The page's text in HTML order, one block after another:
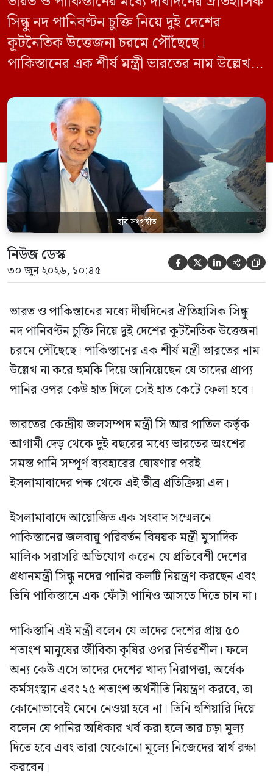
সিন্ধু নদ পানিবণ্টন চুক্তি নিয়ে দুই দেশের
কূটনৈতিক উত্তেজনা চরমে পৌঁছেছে।
পাকিস্তানের এক শীর্ষ মন্ত্রী ভারতের নাম উল্লেখ না
পানির ওপর কেউ হাত দিলে সেই হাত কেটে
ফেলা হবে। ভারতের কেন্দ্রীয় জলসম্পদ মন্ত্রী সি
আর পাতিল কর্তৃক আগামী দেড় থেকে দুই বছরের
[…]
ছবি সংগৃহীত
নিউজ ডেস্ক
৩০ জুন ২০২৬, ১০:৪৫     
ভারত ও পাকিস্তানের মধ্যে দীর্ঘদিনের ঐতিহাসিক সিন্ধু
নদ পানিবণ্টন চুক্তি নিয়ে দুই দেশের কূটনৈতিক উত্তেজনা
চরমে পৌঁছেছে। পাকিস্তানের এক শীর্ষ মন্ত্রী ভারতের নাম
উল্লেখ না করে হুমকি দিয়ে জানিয়েছেন যে তাদের প্রাপ্য
পানির ওপর কেউ হাত দিলে সেই হাত কেটে ফেলা হবে।
ভারতের কেন্দ্রীয় জলসম্পদ মন্ত্রী সি আর পাতিল কর্তৃক
আগামী দেড় থেকে দুই বছরের মধ্যে ভারতের অংশের
সমস্ত পানি সম্পূর্ণ ব্যবহারের ঘোষণার পরই
ইসলামাবাদের পক্ষ থেকে এই তীব্র প্রতিক্রিয়া এল।
ইসলামাবাদে আয়োজিত এক সংবাদ সম্মেলনে
পাকিস্তানের জলবায়ু পরিবর্তন বিষয়ক মন্ত্রী মুসাদিক
মালিক সরাসরি অভিযোগ করেন যে প্রতিবেশী দেশের
প্রধানমন্ত্রী সিন্ধু নদের পানির কলটি নিয়ন্ত্রণ করছেন এবং
তিনি পাকিস্তানে এক ফোঁটা পানিও আসতে দিতে চান না।
পাকিস্তানি এই মন্ত্রী বলেন যে তাদের দেশের প্রায় ৫০
শতাংশ মানুষের জীবিকা কৃষির ওপর নির্ভরশীল। ফলে
অন্য কেউ এসে তাদের দেশের খাদ্য নিরাপত্তা, অর্ধেক
কর্মসংস্থান এবং ২৫ শতাংশ অর্থনীতি নিয়ন্ত্রণ করবে, তা
কোনোভাবেই মেনে নেওয়া হবে না। তিনি হুশিয়ারি দিয়ে
বলেন যে পানির অধিকার খর্ব করা হলে তার চড়া মূল্য
দিতে হবে এবং তারা যেকোনো মূল্যে নিজেদের স্বার্থ রক্ষা
করবেন।